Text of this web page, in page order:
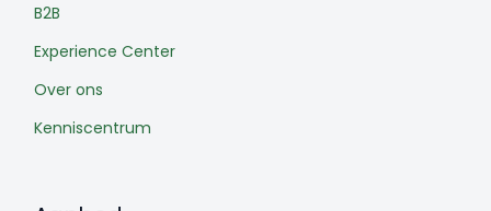
B2B
Experience Center
Over ons
Kenniscentrum